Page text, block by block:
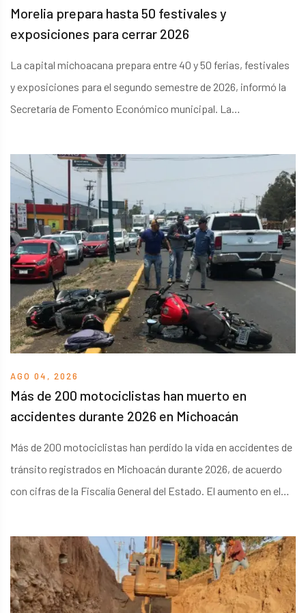
Morelia prepara hasta 50 festivales y
exposiciones para cerrar 2026
La capital michoacana prepara entre 40 y 50 ferias, festivales
y exposiciones para el segundo semestre de 2026, informó la
Secretaría de Fomento Económico municipal. La
agosto y se extenderá hasta diciembre.
AGO 04, 2026
Más de 200 motociclistas han muerto en
accidentes durante 2026 en Michoacán
Más de 200 motociclistas han perdido la vida en accidentes de
tránsito registrados en Michoacán durante 2026, de acuerdo
con cifras de la Fiscalía General del Estado. El aumento en el
herramienta de trabajo ha incrementado la exposición de sus
conductores a percances viales.